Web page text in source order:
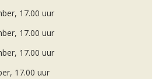
17.00 uur
17.00 uur
17.00 uur
17.00 uur